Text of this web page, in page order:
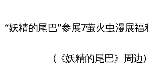
(《妖精的尾巴》周边)